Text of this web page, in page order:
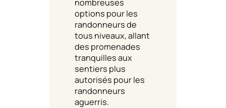
nombreuses
options pour les
randonneurs de
tous niveaux, allant
des promenades
tranquilles aux
sentiers plus
autorisés pour les
randonneurs
aguerris.